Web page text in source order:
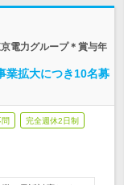
電力グループ＊賞与年
業拡大につき10名募
完全週休2日制